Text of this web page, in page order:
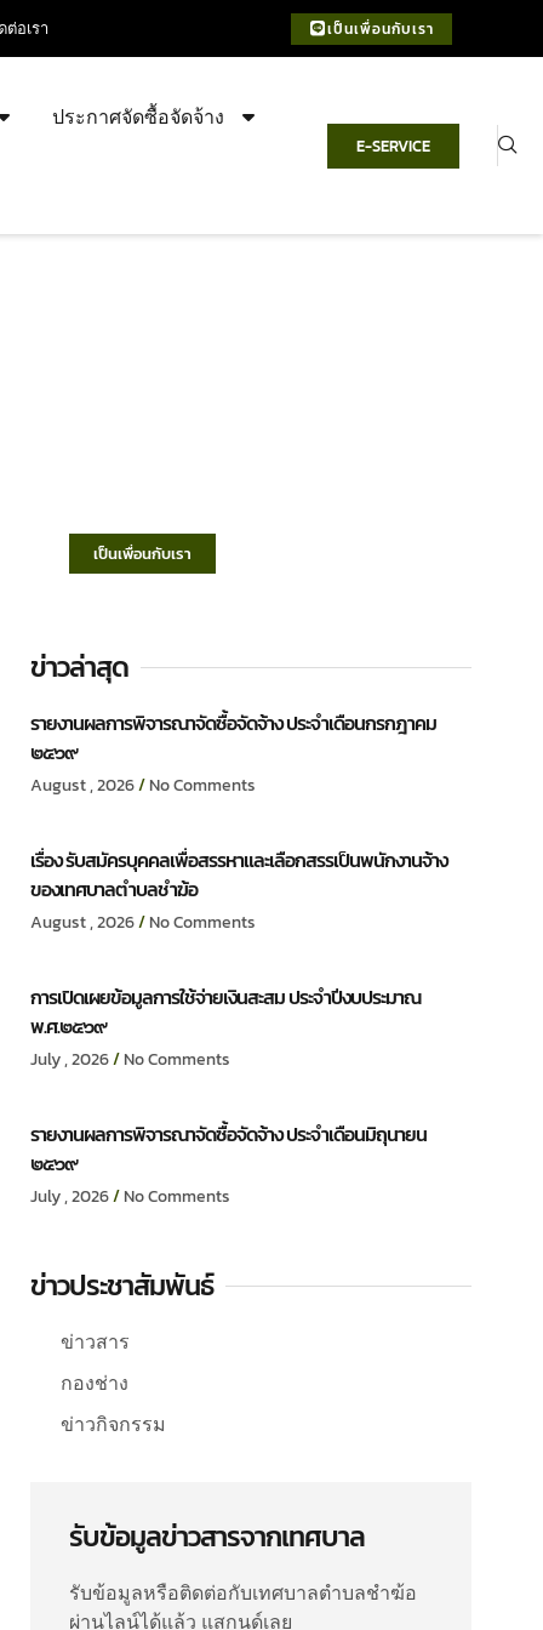
ต่อเรา เป็นเพื่อนกับเรา
ประกาศจัดซื้อจัดจ้าง
E-SERVICE
เป็นเพื่อนกับเรา
ข่าวล่าสุด
รายงานผลการพิจารณาจัดซื้อจัดจ้าง ประจำเดือนกรกฎาคม
๒๕๖๙
August , 2026 No Comments
เรื่อง รับสมัครบุคคลเพื่อสรรหาและเลือกสรรเป็นพนักงานจ้าง
ของเทศบาลตำบลชำฆ้อ
August , 2026 No Comments
การเปิดเผยข้อมูลการใช้จ่ายเงินสะสม ประจำปีงบประมาณ
พ.ศ.๒๕๖๙
July , 2026 No Comments
รายงานผลการพิจารณาจัดซื้อจัดจ้าง ประจำเดือนมิถุนายน
๒๕๖๙
July , 2026 No Comments
ข่าวประชาสัมพันธ์
ข่าวสาร
กองช่าง
ข่าวกิจกรรม
รับข้อมูลข่าวสารจากเทศบาล
รับข้อมูลหรือติดต่อกับเทศบาลตำบลชำฆ้อ
ผ่านไลน์ได้แล้ว แสกนด์เลย